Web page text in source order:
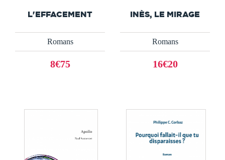
L'EFFACEMENT
Romans
8€75
INÈS, LE MIRAGE
Romans
16€20